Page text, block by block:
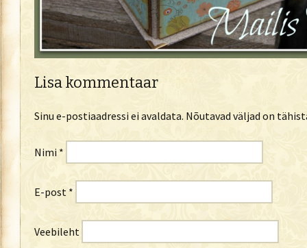
Lisa kommentaar
Sinu e-postiaadressi ei avaldata. Nõutavad väljad on
Nimi *
E-post *
Veebileht